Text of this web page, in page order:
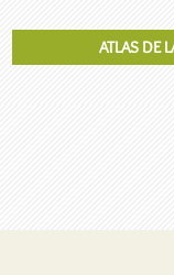
ATLAS DE